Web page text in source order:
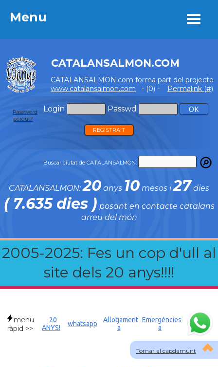
Menu
CATALANSALMON.COM
CATALANSALMON.com forma part del projecte
www.catalansalmon.com - (0) - Permalink (#)
Login Passwd
Password
perdut?
REGISTRA'T
Buscar ciutat de CATALANSALMON:
CATALANSALMON:20 anys 10 mesos i27 dies
( 7.635 dies ) posant en contacte catalans
arreu del món
2005-2025: Fes un cop d'ull al
site dels 20 anys!!!!
Menu
Tornar al capdamunt
menu
ràpid >>
20
ANYS!
whatsapp
Allotjament
a
Emergències
a